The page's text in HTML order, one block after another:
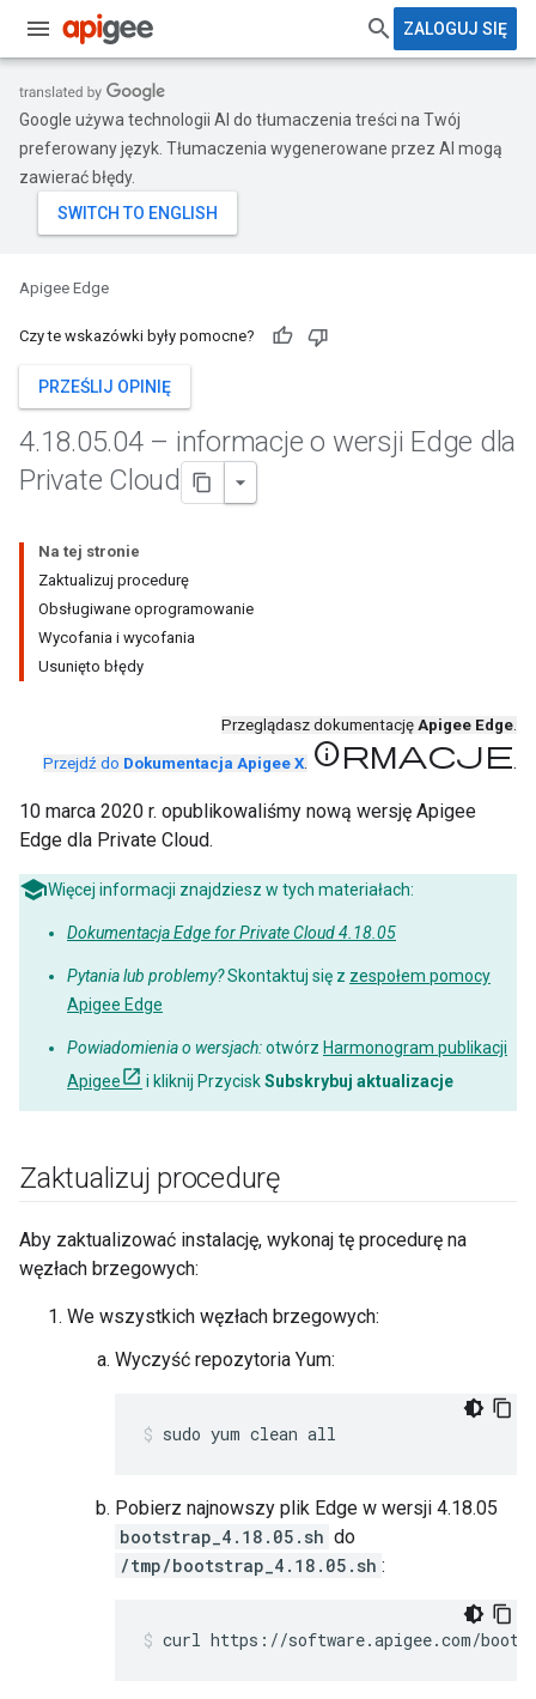
ZALOGUJ SIĘ
Google używa technologii AI do tłumaczenia treści na Twój
preferowany język. Tłumaczenia wygenerowane przez AI mogą
zawierać błędy.
Apigee Edge
Czy te wskazówki były pomocne?
PRZEŚLIJ OPINIĘ
4.18.05.04 – informacje o wersji Edge dla
Private Cloud
Na tej stronie
Zaktualizuj procedurę
Obsługiwane oprogramowanie
Wycofania i wycofania
Usunięto błędy
Przeglądasz dokumentację Apigee Edge.
Przejdź do Dokumentacja Apigee X. informacje.
10 marca 2020 r. opublikowaliśmy nową wersję Apigee
Edge dla Private Cloud.
Więcej informacji znajdziesz w tych materiałach:
Dokumentacja Edge for Private Cloud 4.18.05
Pytania lub problemy?Skontaktuj się z zespołem pomocy
Apigee Edge
Powiadomienia o wersjach:otwórz Harmonogram publikacji
Apigee
i kliknij PrzyciskSubskrybuj aktualizacje
Zaktualizuj procedurę
Aby zaktualizować instalację, wykonaj tę procedurę na
węzłach brzegowych:
We wszystkich węzłach brzegowych:
Wyczyść repozytoria Yum:
sudo yum clean all
Pobierz najnowszy plik Edge w wersji 4.18.05
bootstrap_4.18.05.sh do
/tmp/bootstrap_4.18.05.sh :
curl https://software.apigee.com/